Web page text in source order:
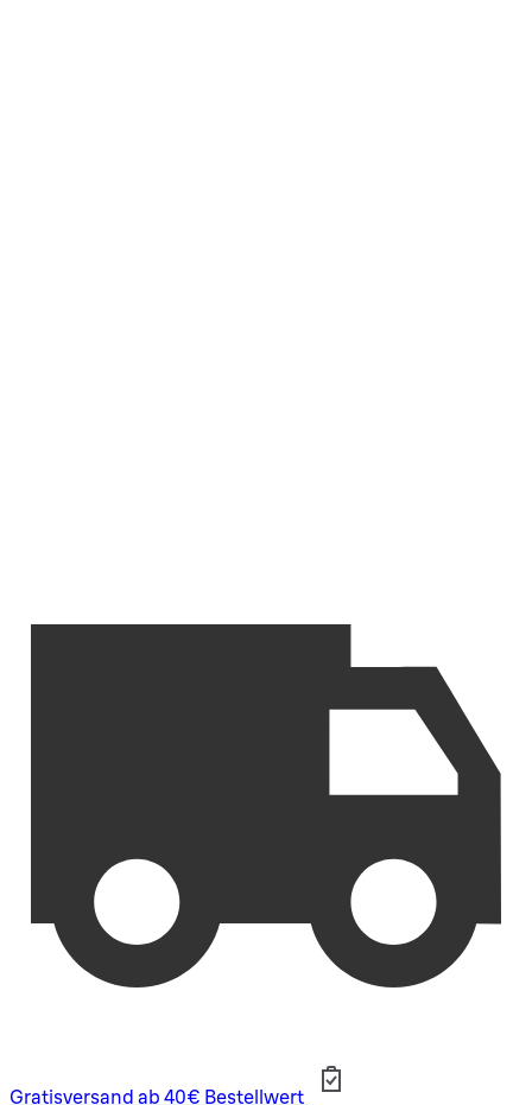
Gratisversand ab 40€ Bestellwert